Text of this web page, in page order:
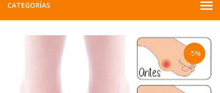
CATEGORÍAS
-5%